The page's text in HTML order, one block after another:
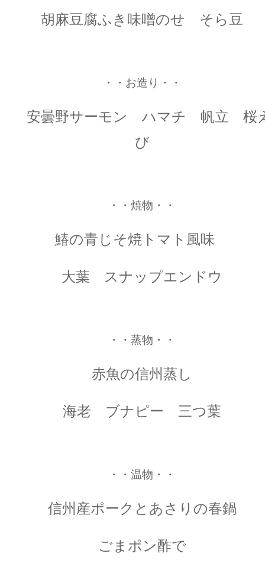
胡麻豆腐ふき味噌のせ そら豆
・・お造り・・
安曇野サーモン ハマチ 帆立 桜
び
・・焼物・・
鰆の青じそ焼トマト風味
大葉 スナップエンドウ
・・蒸物・・
赤魚の信州蒸し
海老 ブナピー 三つ葉
・・温物・・
信州産ポークとあさりの春鍋
ごまポン酢で